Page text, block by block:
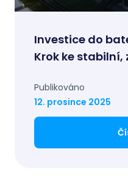
Investice do
Krok ke
Publikováno
12. prosince 2025